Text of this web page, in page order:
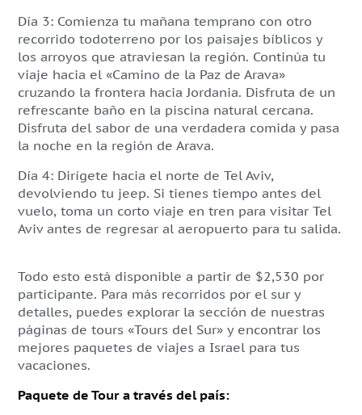
Día 3: Comienza tu mañana temprano con otro
recorrido todoterreno por los paisajes bíblicos y
los arroyos que atraviesan la región. Continúa tu
viaje hacia el «Camino de la Paz de Arava»
cruzando la frontera hacia Jordania. Disfruta de un
refrescante baño en la piscina natural cercana.
Disfruta del sabor de una verdadera comida y pasa
la noche en la región de Arava.
Día 4: Dirígete hacia el norte de Tel Aviv,
devolviendo tu jeep. Si tienes tiempo antes del
vuelo, toma un corto viaje en tren para visitar Tel
Aviv antes de regresar al aeropuerto para tu salida.
Todo esto está disponible a partir de $2,530 por
participante. Para más recorridos por el sur y
detalles, puedes explorar la sección de nuestras
páginas de tours «Tours del Sur» y encontrar los
mejores paquetes de viajes a Israel para tus
vacaciones.
Paquete de Tour a través del país: